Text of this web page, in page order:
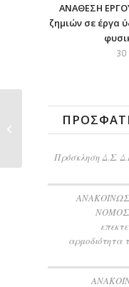
ΑΝΑΘΕΣΗ
ζημιών σε έργα
30
Πρόσκληση Δ.Σ.
Δ.Ε.Υ.Α. Πάρου Τετάρτη